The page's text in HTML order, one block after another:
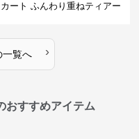
ート ふんわり重ねティアー
一覧へ ›
おすすめアイテム